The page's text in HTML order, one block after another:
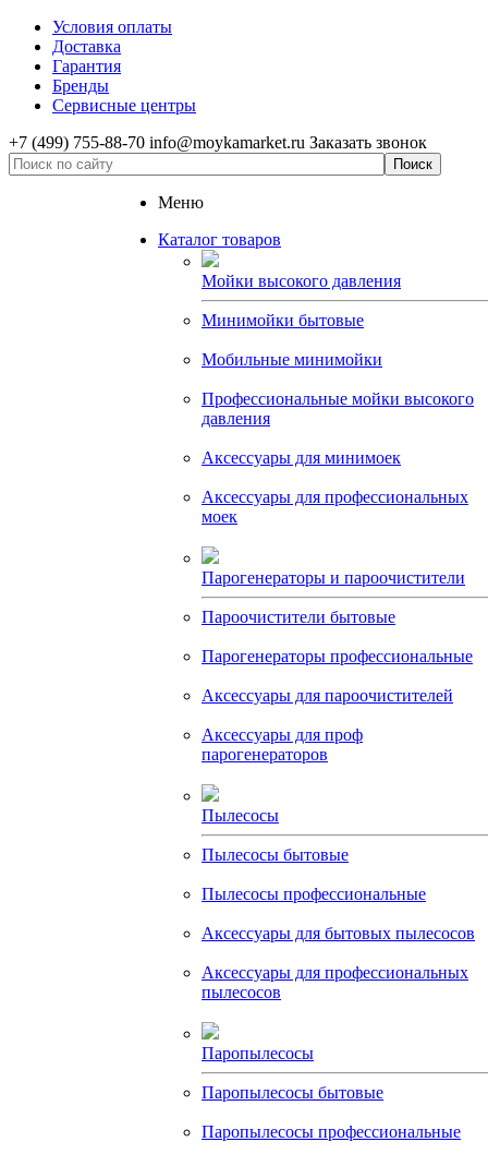
Условия оплаты
Доставка
Гарантия
Бренды
Сервисные центры
+7 (499) 755-88-70 info@moykamarket.ru Заказать звонок
Меню
Каталог товаров
Мойки высокого давления
Минимойки бытовые
Мобильные минимойки
Профессиональные мойки высокого
давления
Аксессуары для минимоек
Аксессуары для профессиональных
моек
Парогенераторы и пароочистители
Пароочистители бытовые
Парогенераторы профессиональные
Аксессуары для пароочистителей
Аксессуары для проф
парогенераторов
Пылесосы
Пылесосы бытовые
Пылесосы профессиональные
Аксессуары для бытовых пылесосов
Аксессуары для профессиональных
пылесосов
Паропылесосы
Паропылесосы бытовые
Паропылесосы профессиональные